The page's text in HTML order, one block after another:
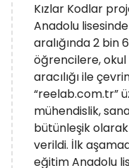
Kızlar Kodlar
Anadolu
aralığında 2 bin
öğrencilere,
aracılığı ile
“reelab.com.tr”
mühendislik,
bütünleşik
verildi. İlk
eğitim Anadolu